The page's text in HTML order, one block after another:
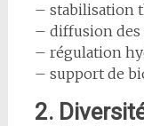
– stabilisation
– diffusion
– régulation
– support de
2.